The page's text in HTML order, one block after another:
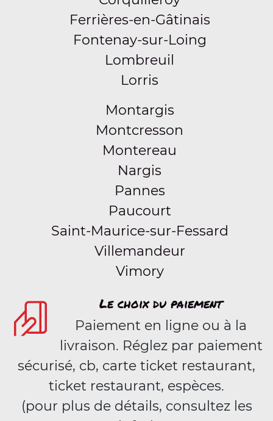
Ferrières-en-Gâtinais
Fontenay-sur-Loing
Lombreuil
Lorris
Montargis
Montcresson
Montereau
Nargis
Pannes
Paucourt
Saint-Maurice-sur-Fessard
Villemandeur
Vimory
Le choix du paiement
Paiement en ligne ou à la
livraison. Réglez par paiement
sécurisé, cb, carte ticket restaurant,
ticket restaurant, espèces.
(pour plus de détails, consultez les